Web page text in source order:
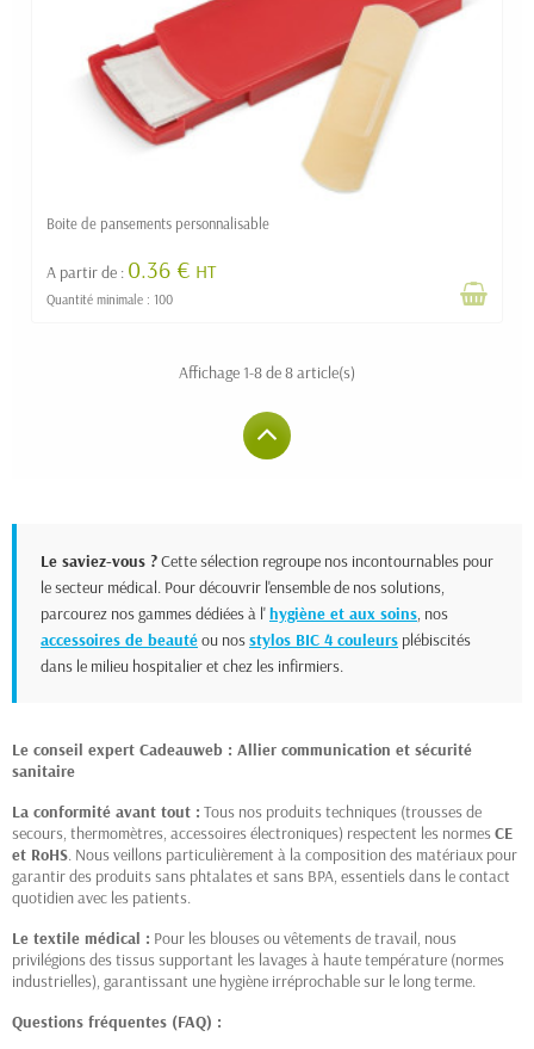
Boite de pansements personnalisable
A partir de : 0.36 € HT
Quantité minimale : 100
Affichage 1-8 de 8 article(s)
Le saviez-vous ?Cette sélection regroupe nos incontournables pour
le secteur médical. Pour découvrir l'ensemble de nos solutions,
parcourez nos gammes dédiées à l'hygiène et aux soins, nos
accessoires de beautéou nosstylos BIC 4 couleurs plébiscités
dans le milieu hospitalier et chez les infirmiers.
Le conseil expert Cadeauweb : Allier communication et sécurité
sanitaire
La conformité avant tout : Tous nos produits techniques (trousses de
secours, thermomètres, accessoires électroniques) respectent les normesCE
et RoHS. Nous veillons particulièrement à la composition des matériaux pour
garantir des produits sans phtalates et sans BPA, essentiels dans le contact
quotidien avec les patients.
Le textile médical : Pour les blouses ou vêtements de travail, nous
privilégions des tissus supportant les lavages à haute température (normes
industrielles), garantissant une hygiène irréprochable sur le long terme.
Questions fréquentes (FAQ) :